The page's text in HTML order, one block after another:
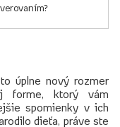
úplne nový rozmer
forme, ktorý vám
spomienky v ich
dieťa, práve ste